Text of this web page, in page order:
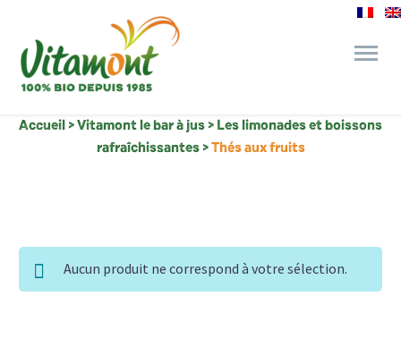
des engagements
Accueil >Vitamont le bar à jus > Les limonades et boissons
rafraîchissantes>Thés aux fruits
Aucun produit ne correspond à votre sélection.